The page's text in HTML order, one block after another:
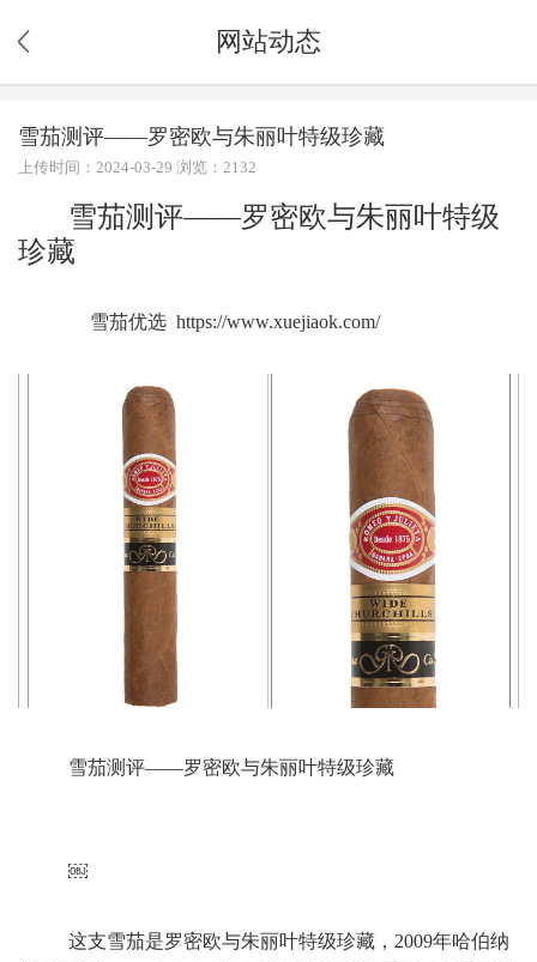
网站动态
雪茄测评——罗密欧与朱丽叶特级珍藏
上传时间：2024-03-29 浏览：2132
雪茄测评——罗密欧与朱丽叶特级
珍藏
雪茄优选 https://www.xuejiaok.com/
雪茄测评——罗密欧与朱丽叶特级珍藏
￼
这支雪茄是罗密欧与朱丽叶特级珍藏，2009年哈伯纳